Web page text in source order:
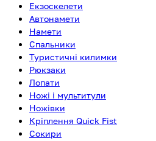
Екзоскелети
Автонамети
Намети
Спальники
Туристичні килимки
Рюкзаки
Лопати
Ножі і мультитули
Ножівки
Кріплення Quick Fist
Сокири